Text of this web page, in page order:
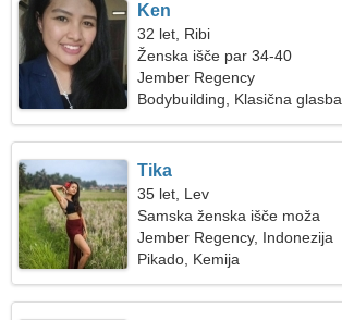
Ken
32 let, Ribi
Ženska išče par 34-40
Jember Regency
Bodybuilding, Klasična glasba
Tika
35 let, Lev
Samska ženska išče moža
Jember Regency, Indonezija
Pikado, Kemija